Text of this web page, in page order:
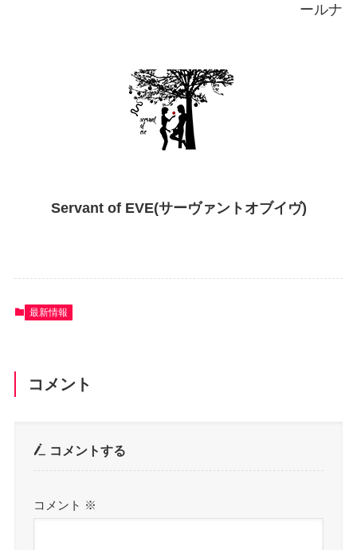
ールナ
Servant of EVE(サーヴァントオブイヴ)
最新情報
コメント
コメントする
コメント ※